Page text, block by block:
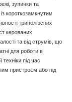
зупинки та
короткозамкнутим
триполюсних
керованих
та від струмів, що
для роботи в
під час
пристроєм або під